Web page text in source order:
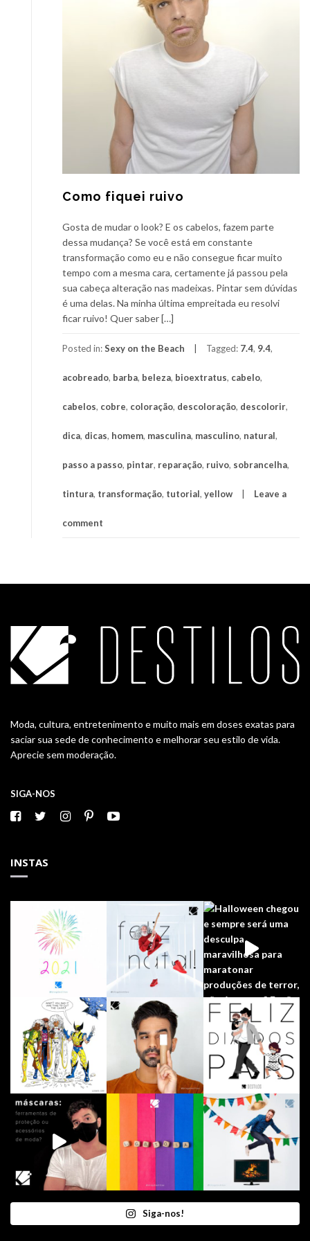
Como fiquei ruivo
Gosta de mudar o look? E os cabelos, fazem parte
dessa mudança? Se você está em constante
transformação como eu e não consegue ficar muito
tempo com a mesma cara, certamente já passou pela
sua cabeça alteração nas madeixas. Pintar sem dúvidas
é uma delas. Na minha última empreitada eu resolvi
ficar ruivo! Quer saber […]
Posted in:Sexy on the Beach Tagged: 7.4, 9.4,
acobreado, barba, beleza, bioextratus, cabelo,
cabelos, cobre, coloração, descoloração, descolorir,
dica, dicas, homem, masculina, masculino, natural,
passo a passo, pintar, reparação, ruivo, sobrancelha,
tintura, transformação, tutorial, yellow Leave a
comment
Moda, cultura, entretenimento e muito mais em doses exatas para
saciar sua sede de conhecimento e melhorar seu estilo de vida.
Aprecie sem moderação.
SIGA-NOS
INSTAS
Siga-nos!